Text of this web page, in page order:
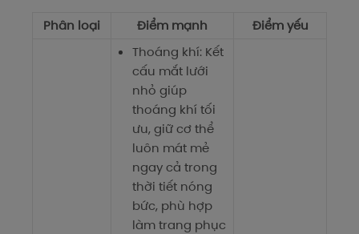
Phân loại Điểm mạnh Điểm yếu
Thoáng khí: Kết
cấu mắt lưới
nhỏ giúp
thoáng khí tối
ưu, giữ cơ thể
luôn mát mẻ
ngay cả trong
thời tiết nóng
bức, phù hợp
làm trang phục